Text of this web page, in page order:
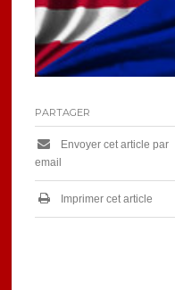
PARTAGER
Envoyer cet article par
email
Imprimer cet article